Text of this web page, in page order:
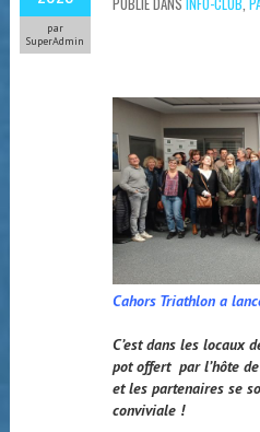
par
SuperAdmin
Cahors Triathlon a
C’est dans les locaux
pot offert par l’hôte
et les partenaires se
conviviale !